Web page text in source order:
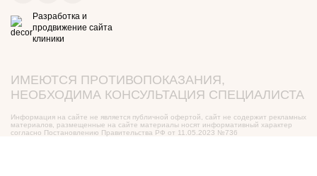
Разработка и
продвижение сайта
клиники
ИМЕЮТСЯ ПРОТИВОПОКАЗАНИЯ,
НЕОБХОДИМА КОНСУЛЬТАЦИЯ СПЕЦИАЛИСТА
Информация на сайте не является публичной офертой, сайт не содержит рекламных
материалов, размещенные на сайте материалы носят информативный характер
согласно Постановлению Правительства РФ от 11.05.2023 №736